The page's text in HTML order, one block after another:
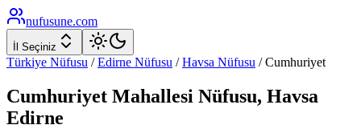
nufusune.com
İl Seçiniz
Türkiye Nüfusu / Edirne Nüfusu / Havsa Nüfusu /Cumhuriyet
Cumhuriyet Mahallesi Nüfusu, Havsa
Edirne